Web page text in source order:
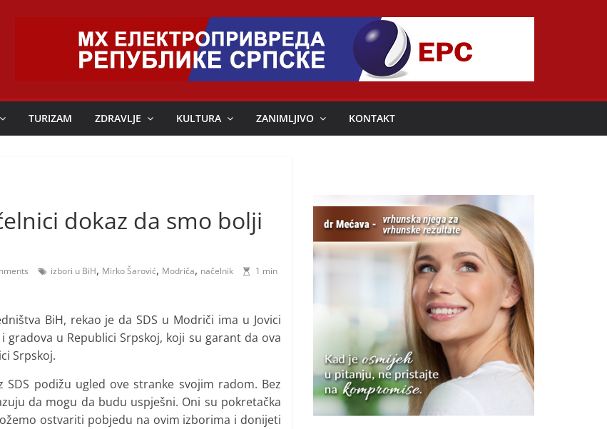
TURIZAM ZDRAVLJE KULTURA ZANIMLJIVO KONTAKT
dokaz da smo bolji
izbori u BiH, Mirko Šarović, Modriča, načelnik
1 min
BiH, rekao je da SDS u Modriči ima u Jovici
u Republici Srpskoj, koji su garant da ova
Srpskoj.
SDS podižu ugled ove stranke svojim radom. Bez
da mogu da budu uspješni. Oni su pokretačka
ostvariti pobjedu na ovim izborima i donijeti